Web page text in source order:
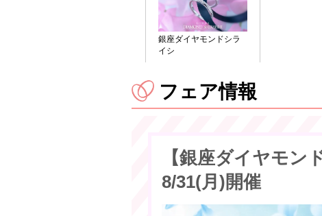
銀座ダイヤモンドシラ
イシ
フェア情報
【銀座ダイヤモ
8/31(月)開催